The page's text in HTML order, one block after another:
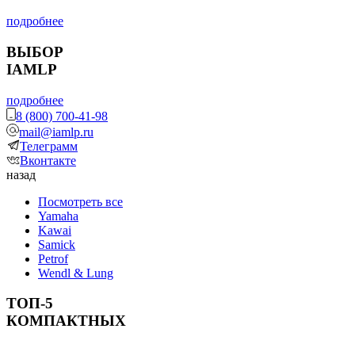
подробнее
ВЫБОР
IAMLP
подробнее
8 (800) 700-41-98
mail@iamlp.ru
Телеграмм
Вконтакте
назад
Посмотреть все
Yamaha
Kawai
Samick
Petrof
Wendl & Lung
ТОП-5
КОМПАКТНЫХ